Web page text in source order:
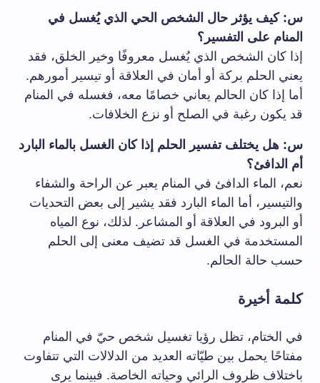
س: كيف يؤثر حال الشخص الحي الذي يُغسل في
المنام على التفسير؟
إذا كان الشخص الذي يُغسل معروفًا وخير الخلق، فقد
يعني الحلم بركة أو أمان في العلاقة أو تيسير أمورهم.
أما إذا كان الحالم يعاني خصامًا معه، فغسله في المنام
قد يكون رغبة في الصلح أو نزع الخلافات.
س: هل يختلف تفسير الحلم إذا كان الغسل بالماء البارد
أم الدافئ؟
نعم، الماء الدافئ في المنام يعبر عن الراحة والشفاء
والتيسير، أما الماء البارد فقد يشير إلى بعض التحديات
أو البرود في العلاقة أو المشاعر. لذلك، نوع المياه
المستخدمة في الغسل قد تضيف معنى إلى الحلم
حسب حالة الحالم.
كلمة أخيرة
في الختام، تظل رؤيا تغسيل شخص حيّ في المنام
مفتاحًا يحمل بين طيّاته العديد من الدلالات التي تتفاوت
باختلاف ظروف الرائي وحياته الخاصة. فبينما يرى